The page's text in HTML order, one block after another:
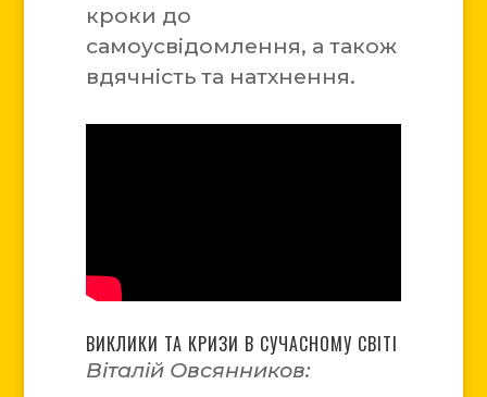
кроки до
самоусвідомлення, а також
вдячність та натхнення.
ВИКЛИКИ ТА КРИЗИ В СУЧАСНОМУ СВІТІ
Віталій Овсянников: